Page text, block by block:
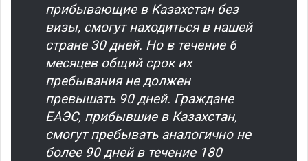
прибывающие в Казахстан без
визы, смогут находиться в нашей
стране 30 дней. Но в течение 6
месяцев общий срок их
пребывания не должен
превышать 90 дней. Граждане
ЕАЭС, прибывшие в Казахстан,
смогут пребывать аналогично не
более 90 дней в течение 180